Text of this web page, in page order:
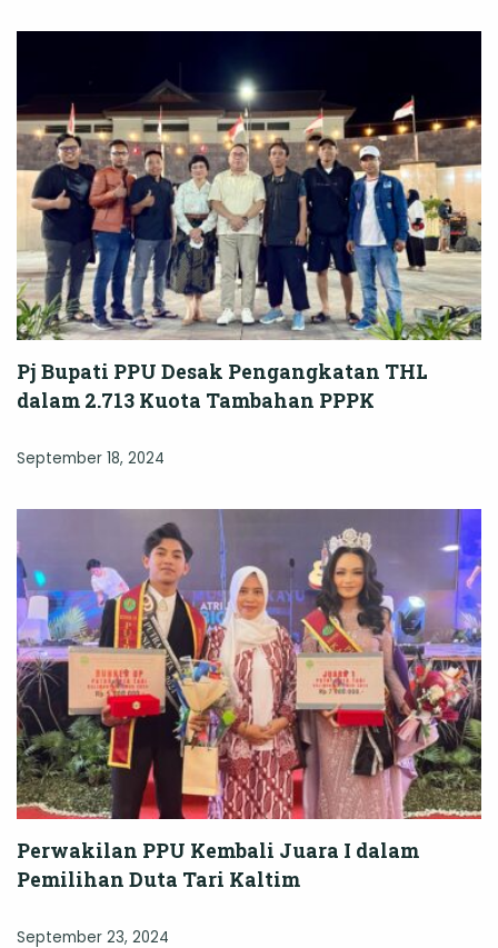
Pj Bupati PPU Desak Pengangkatan THL
dalam 2.713 Kuota Tambahan PPPK
September 18, 2024
Perwakilan PPU Kembali Juara I dalam
Pemilihan Duta Tari Kaltim
September 23, 2024